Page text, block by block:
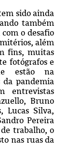
sido ainda
também
o desafio
além
fins, muitas
fotógrafos e
estão na
da pandemia
entrevistas
Bruno
Lucas Silva,
Pereira
trabalho, o
nas ruas da